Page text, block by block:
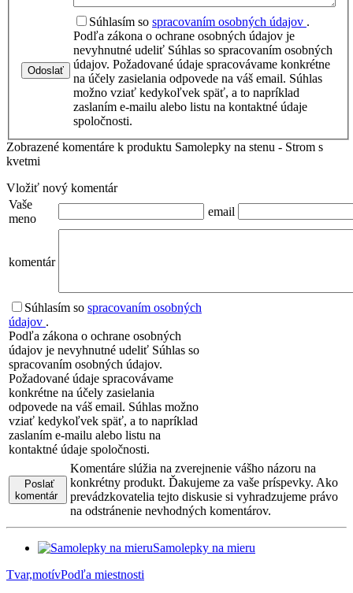
Odoslať
Súhlasím so spracovaním osobných údajov .
Podľa zákona o ochrane osobných údajov je
nevyhnutné udeliť Súhlas so spracovaním osobných
údajov. Požadované údaje spracovávame konkrétne
na účely zasielania odpovede na váš email. Súhlas
možno vziať kedykoľvek späť, a to napríklad
zaslaním e-mailu alebo listu na kontaktné údaje
spoločnosti.
Zobrazené komentáre k produktu Samolepky na stenu - Strom s
kvetmi
Vložiť nový komentár
Vaše
meno
email
komentár
Súhlasím so spracovaním osobných
údajov .
Podľa zákona o ochrane osobných
údajov je nevyhnutné udeliť Súhlas so
spracovaním osobných údajov.
Požadované údaje spracovávame
konkrétne na účely zasielania
odpovede na váš email. Súhlas možno
vziať kedykoľvek späť, a to napríklad
zaslaním e-mailu alebo listu na
kontaktné údaje spoločnosti.
Poslať
komentár
Komentáre slúžia na zverejnenie vášho názoru na
konkrétny produkt. Ďakujeme za vaše príspevky. Ako
prevádzkovatelia tejto diskusie si vyhradzujeme právo
na odstránenie nevhodných komentárov.
Samolepky na mieru
Tvar,motívPodľa miestnosti